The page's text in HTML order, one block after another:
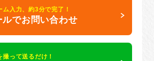
ム入力、約3分で完了！
ルでお問い合わせ
撮って送るだけ！